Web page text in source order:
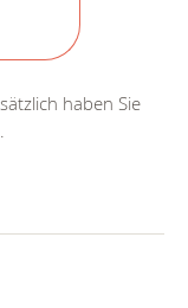
haben Sie